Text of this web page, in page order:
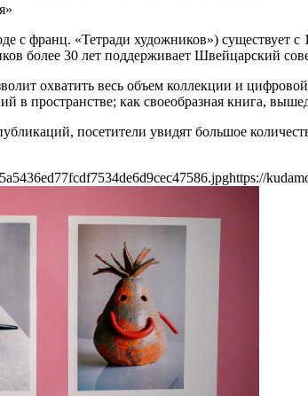
с франц. «Тетради художников»)
более 30 лет поддерживает Швейцарский
охватить весь объем коллекции и
в пространстве; как своеобразная книга,
посетители увидят большое
https://